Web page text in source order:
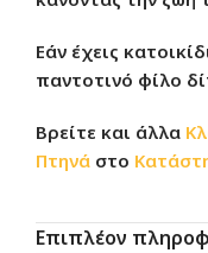
Εάν έχεις
παντοτινό φίλο
Βρείτε και άλλα
Πτηνά στο
Επιπλέον